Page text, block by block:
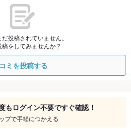
投稿されていません。
をしてみませんか？
ミを投稿する
もログイン不要ですぐ確認！
プで手軽につかえる